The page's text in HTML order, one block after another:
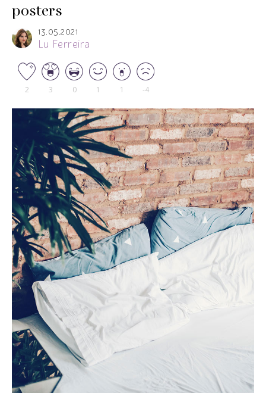
posters
13.05.2021
Lu Ferreira
2 3 0 1 1 -4